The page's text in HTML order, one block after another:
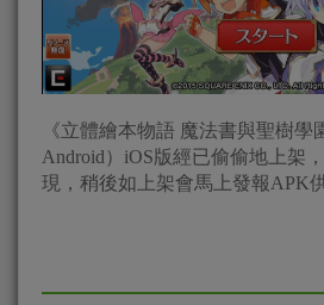
《立體繪本物語 魔法書與聖樹學
Android）iOS版經已偷偷地上架
現，稍後如上架會馬上發報APK